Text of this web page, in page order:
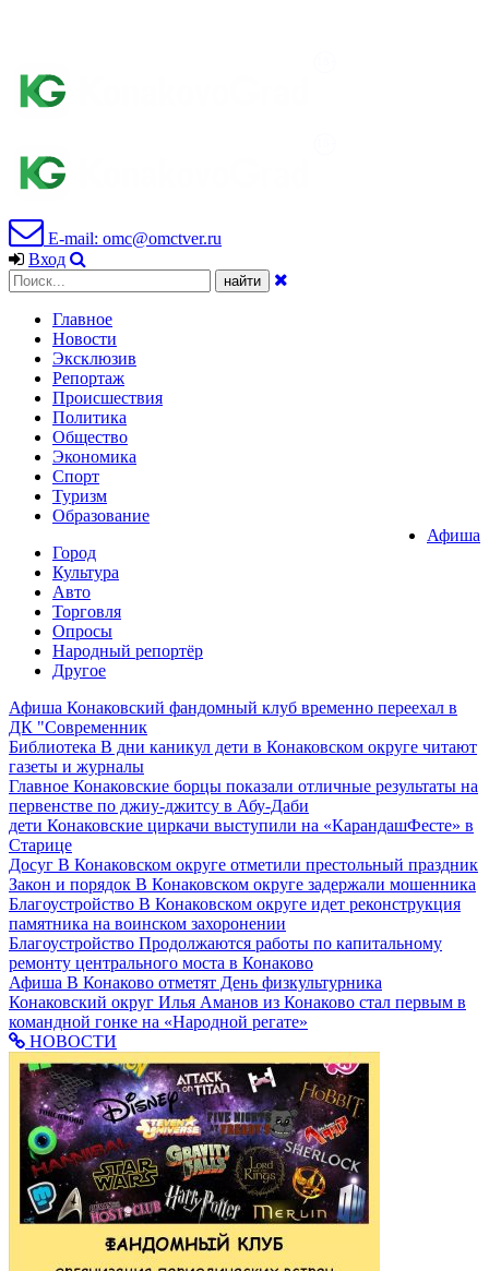
E-mail: omc@omctver.ru
Вход
Главное
Новости
Эксклюзив
Репортаж
Происшествия
Политика
Общество
Экономика
Спорт
Туризм
Образование
Афиша
Город
Культура
Авто
Торговля
Опросы
Народный репортёр
Другое
Афиша Конаковский фандомный клуб временно переехал в
ДК "Современник
Библиотека В дни каникул дети в Конаковском округе читают
газеты и журналы
Главное Конаковские борцы показали отличные результаты на
первенстве по джиу-джитсу в Абу-Даби
дети Конаковские циркачи выступили на «КарандашФесте» в
Старице
Досуг В Конаковском округе отметили престольный праздник
Закон и порядок В Конаковском округе задержали мошенника
Благоустройство В Конаковском округе идет реконструкция
памятника на воинском захоронении
Благоустройство Продолжаются работы по капитальному
ремонту центрального моста в Конаково
Афиша В Конаково отметят День физкультурника
Конаковский округ Илья Аманов из Конаково стал первым в
командной гонке на «Народной регате»
НОВОСТИ